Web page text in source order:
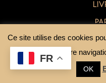
Ce site utilise des cookies
En continuant votre
OK
FR